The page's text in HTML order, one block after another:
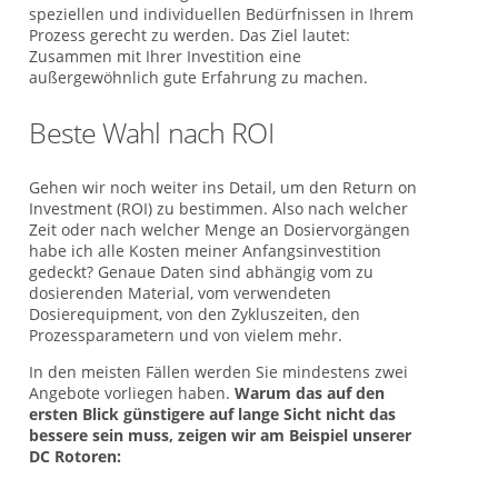
speziellen und individuellen Bedürfnissen in Ihrem
Prozess gerecht zu werden. Das Ziel lautet:
Zusammen mit Ihrer Investition eine
außergewöhnlich gute Erfahrung zu machen.
Beste Wahl nach ROI
Gehen wir noch weiter ins Detail, um den Return on
Investment (ROI) zu bestimmen. Also nach welcher
Zeit oder nach welcher Menge an Dosiervorgängen
habe ich alle Kosten meiner Anfangsinvestition
gedeckt? Genaue Daten sind abhängig vom zu
dosierenden Material, vom verwendeten
Dosierequipment, von den Zykluszeiten, den
Prozessparametern und von vielem mehr.
In den meisten Fällen werden Sie mindestens zwei
Angebote vorliegen haben.Warum das auf den
ersten Blick günstigere auf lange Sicht nicht das
bessere sein muss, zeigen wir am Beispiel unserer
DC Rotoren: